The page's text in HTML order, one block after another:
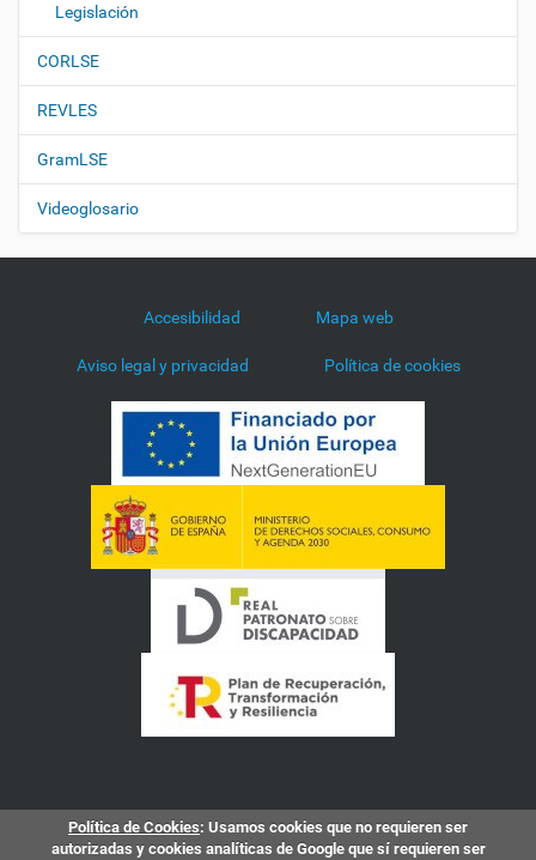
Legislación
CORLSE
REVLES
GramLSE
Videoglosario
Accesibilidad Mapa web
Aviso legal y privacidad Política de cookies
Política de Cookies: Usamos cookies que no requieren ser
autorizadas y cookies analíticas de Google que sí requieren ser